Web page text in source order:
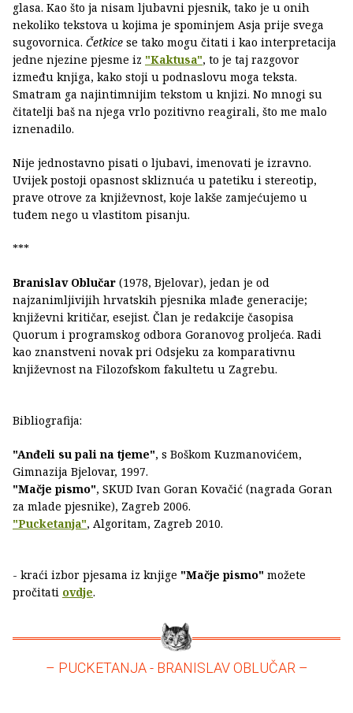
glasa. Kao što ja nisam ljubavni pjesnik, tako je u onih
nekoliko tekstova u kojima je spominjem Asja prije svega
sugovornica. Četkice se tako mogu čitati i kao interpretacija
jedne njezine pjesme iz "Kaktusa", to je taj razgovor
između knjiga, kako stoji u podnaslovu moga teksta.
Smatram ga najintimnijim tekstom u knjizi. No mnogi su
čitatelji baš na njega vrlo pozitivno reagirali, što me malo
iznenadilo.
Nije jednostavno pisati o ljubavi, imenovati je izravno.
Uvijek postoji opasnost skliznuća u patetiku i stereotip,
prave otrove za književnost, koje lakše zamjećujemo u
tuđem nego u vlastitom pisanju.
***
Branislav Oblučar (1978, Bjelovar), jedan je od
najzanimljivijih hrvatskih pjesnika mlađe generacije;
književni kritičar, esejist. Član je redakcije časopisa
Quorum i programskog odbora Goranovog proljeća. Radi
kao znanstveni novak pri Odsjeku za komparativnu
književnost na Filozofskom fakultetu u Zagrebu.
Bibliografija:
"Anđeli su pali na tjeme", s Boškom Kuzmanovićem,
Gimnazija Bjelovar, 1997.
"Mačje pismo", SKUD Ivan Goran Kovačić (nagrada Goran
za mlade pjesnike), Zagreb 2006.
"Pucketanja", Algoritam, Zagreb 2010.
- kraći izbor pjesama iz knjige "Mačje pismo" možete
pročitati ovdje.
– PUCKETANJA - BRANISLAV OBLUČAR –